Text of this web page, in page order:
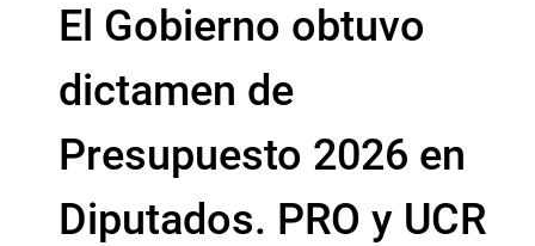
El Gobierno obtuvo
dictamen de
Presupuesto 2026 en
Diputados. PRO y UCR